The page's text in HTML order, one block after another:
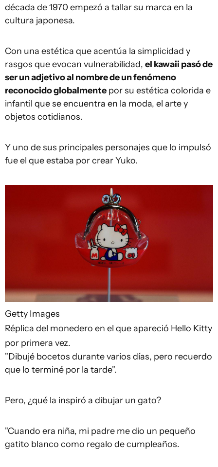
década de 1970 empezó a tallar su marca en la
cultura japonesa.
Con una estética que acentúa la simplicidad y
rasgos que evocan vulnerabilidad, el kawaii pasó de
ser un adjetivo al nombre de un fenómeno
reconocido globalmente por su estética colorida e
infantil que se encuentra en la moda, el arte y
objetos cotidianos.
Y uno de sus principales personajes que lo impulsó
fue el que estaba por crear Yuko.
Getty Images
Réplica del monedero en el que apareció Hello Kitty
por primera vez.
"Dibujé bocetos durante varios días, pero recuerdo
que lo terminé por la tarde".
Pero, ¿qué la inspiró a dibujar un gato?
"Cuando era niña, mi padre me dio un pequeño
gatito blanco como regalo de cumpleaños.